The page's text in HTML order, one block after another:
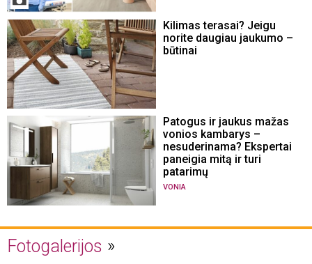
Kilimas terasai? Jeigu
norite daugiau jaukumo –
būtinai
Patogus ir jaukus mažas
vonios kambarys –
nesuderinama? Ekspertai
paneigia mitą ir turi
patarimų
VONIA
Fotogalerijos